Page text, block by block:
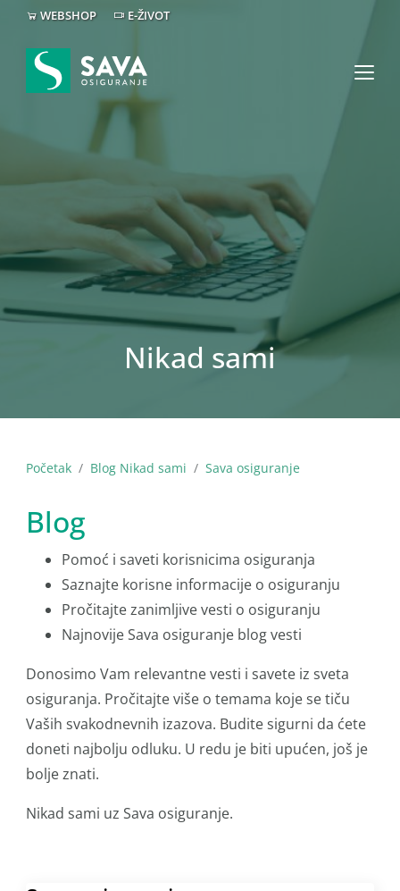
WEBSHOP E-ŽIVOT
Nikad sami
Početak Blog Nikad sami Sava osiguranje
Blog
Pomoć i saveti korisnicima osiguranja
Saznajte korisne informacije o osiguranju
Pročitajte zanimljive vesti o osiguranju
Najnovije Sava osiguranje blog vesti
Donosimo Vam relevantne vesti i savete iz sveta
osiguranja. Pročitajte više o temama koje se tiču
Vaših svakodnevnih izazova. Budite sigurni da ćete
doneti najbolju odluku. U redu je biti upućen, još je
bolje znati.
Nikad sami uz Sava osiguranje.